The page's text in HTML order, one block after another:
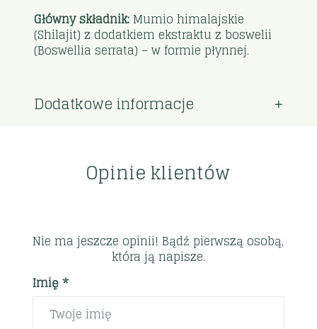
Główny składnik: Mumio himalajskie
(Shilajit) z dodatkiem ekstraktu z boswelii
(Boswellia serrata) – w formie płynnej.
Dodatkowe informacje
Opinie klientów
Nie ma jeszcze opinii! Bądź pierwszą osobą,
która ją napisze.
Imię *